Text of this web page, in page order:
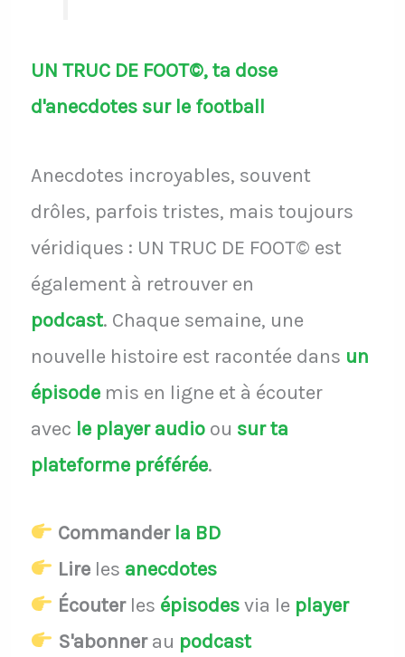
UN TRUC DE FOOT©, ta dose
d'anecdotes sur le football
Anecdotes incroyables, souvent
drôles, parfois tristes, mais toujours
véridiques : UN TRUC DE FOOT© est
également à retrouver en
podcast. Chaque semaine, une
nouvelle histoire est racontée dans un
épisodemis en ligne et à écouter
avec le player audio ou sur ta
plateforme préférée.
Commander la BD
Lireles anecdotes
Écouterles épisodesvia le player
S'abonnerau podcast